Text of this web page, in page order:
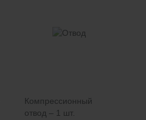
Компрессионный
отвод – 1 шт.